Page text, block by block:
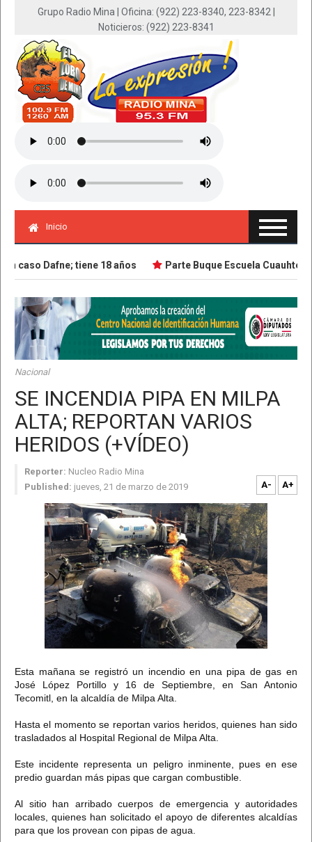
Grupo Radio Mina | Oficina: (922) 223-8340, 223-8342 |
Noticieros: (922) 223-8341
Inicio
Dafne; tiene 18 años Parte Buque Escuela
Nacional
SE INCENDIA PIPA EN MILPA
ALTA; REPORTAN VARIOS
HERIDOS (+VÍDEO)
Reporter: Nucleo Radio Mina
Published: jueves, 21 de marzo de 2019 A- A+
Esta mañana se registró un incendio en una pipa de gas en
José López Portillo y 16 de Septiembre, en San Antonio
Tecomitl, en la alcaldía de Milpa Alta.
Hasta el momento se reportan varios heridos, quienes han sido
trasladados al Hospital Regional de Milpa Alta.
Este incidente representa un peligro inminente, pues en ese
predio guardan más pipas que cargan combustible.
Al sitio han arribado cuerpos de emergencia y autoridades
locales, quienes han solicitado el apoyo de diferentes alcaldías
para que los provean con pipas de agua.